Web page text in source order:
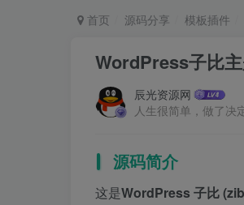
首页 源码分享 模板插件
WordPress子比
辰光资源网
人生很简单，做了决
源码简介
这是WordPress 子比